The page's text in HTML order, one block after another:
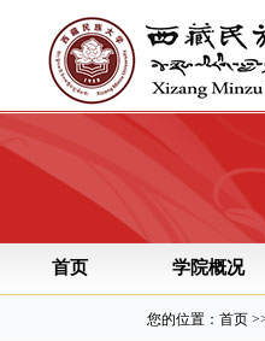
首页 学院概况
您的位置：首页